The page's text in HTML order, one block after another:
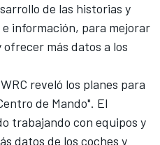
de las historias y
información, para mejorar
más datos a los
reveló los planes para
de Mando". El
trabajando con equipos y
datos de los coches y